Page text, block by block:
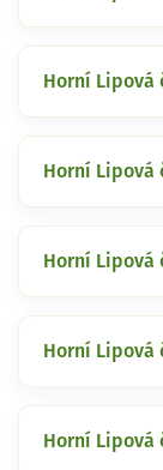
Horní Lipová
Horní Lipová
Horní Lipová
Horní Lipová
Horní Lipová